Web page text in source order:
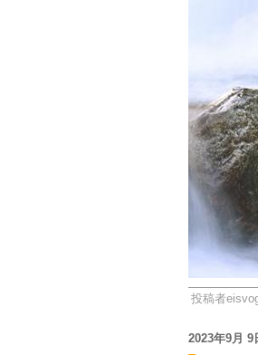
投稿者
2023年9月 9